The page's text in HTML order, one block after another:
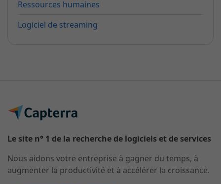
Ressources humaines
Logiciel de streaming
Le site n° 1 de la recherche de logiciels et de services
Nous aidons votre entreprise à gagner du temps, à
augmenter la productivité et à accélérer la croissance.